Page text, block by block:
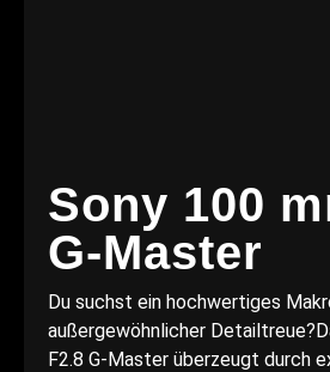
Sony 100
G-Master
Du suchst ein hochwertiges
außergewöhnlicher
F2.8 G-Master überzeugt durch